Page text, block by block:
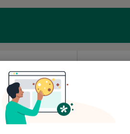
gynekologie
Genetik·
Dnes